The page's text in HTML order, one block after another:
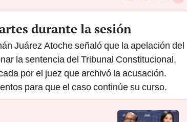
durante la sesión
Juárez Atoche señaló que la apelación del
la sentencia del Tribunal Constitucional,
por el juez que archivó la acusación.
para que el caso continúe su curso.